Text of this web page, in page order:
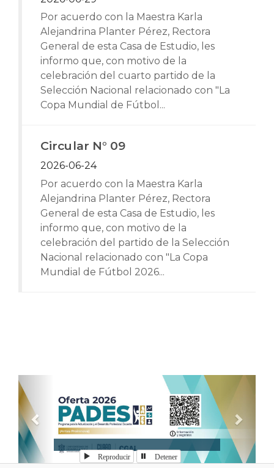
Por acuerdo con la Maestra Karla
Alejandrina Planter Pérez, Rectora
General de esta Casa de Estudio, les
informo que, con motivo de la
celebración del cuarto partido de la
Selección Nacional relacionado con "La
Copa Mundial de Fútbol...
Circular N° 09
2026-06-24
Por acuerdo con la Maestra Karla
Alejandrina Planter Pérez, Rectora
General de esta Casa de Estudio, les
informo que, con motivo de la
celebración del partido de la Selección
Nacional relacionado con "La Copa
Mundial de Fútbol 2026...
Reproducir Detener